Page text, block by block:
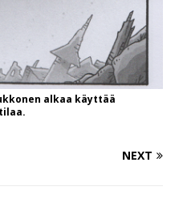
alkaa käyttää
NEXT